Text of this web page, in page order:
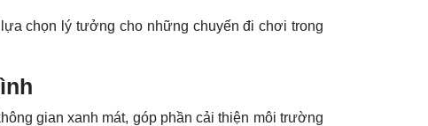
chọn lý tưởng cho những chuyến đi chơi trong
gian xanh mát, góp phần cải thiện môi trường